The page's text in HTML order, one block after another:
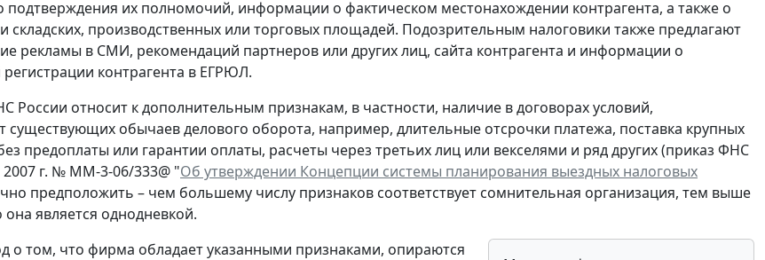
подтверждения их полномочий, информации о фактическом местонахождении контрагента, а также о
складских, производственных или торговых площадей. Подозрительным налоговики также предлагают
рекламы в СМИ, рекомендаций партнеров или других лиц, сайта контрагента и информации о
регистрации контрагента в ЕГРЮЛ.
России относит к дополнительным признакам, в частности, наличие в договорах условий,
существующих обычаев делового оборота, например, длительные отсрочки платежа, поставка крупных
предоплаты или гарантии оплаты, расчеты через третьих лиц или векселями и ряд других (приказ ФНС
2007 г. № ММ-3-06/333@ "Об утверждении Концепции системы планирования выездных налоговых
предположить – чем большему числу признаков соответствует сомнительная организация, тем выше
она является однодневкой.
о том, что фирма обладает указанными признаками, опираются